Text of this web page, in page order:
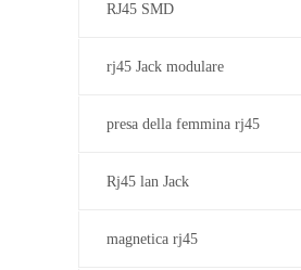
RJ45 SMD
rj45 Jack modulare
presa della femmina rj45
Rj45 lan Jack
magnetica rj45